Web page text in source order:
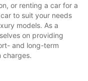
or renting a car for a
to suit your needs
models. As a
on providing
and long-term
charges.